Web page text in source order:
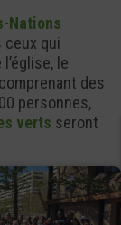
Nations
ceux qui
le
comprenant des
personnes,
verts seront